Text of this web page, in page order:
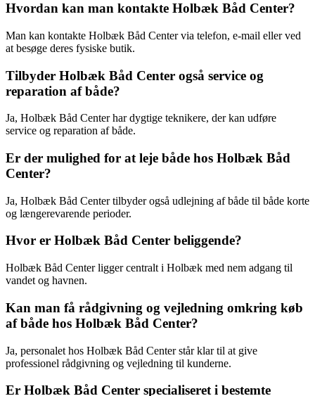
Hvordan kan man kontakte Holbæk Båd Center?
Man kan kontakte Holbæk Båd Center via telefon, e-mail eller ved
at besøge deres fysiske butik.
Tilbyder Holbæk Båd Center også service og
reparation af både?
Ja, Holbæk Båd Center har dygtige teknikere, der kan udføre
service og reparation af både.
Er der mulighed for at leje både hos Holbæk Båd
Center?
Ja, Holbæk Båd Center tilbyder også udlejning af både til både korte
og længerevarende perioder.
Hvor er Holbæk Båd Center beliggende?
Holbæk Båd Center ligger centralt i Holbæk med nem adgang til
vandet og havnen.
Kan man få rådgivning og vejledning omkring køb
af både hos Holbæk Båd Center?
Ja, personalet hos Holbæk Båd Center står klar til at give
professionel rådgivning og vejledning til kunderne.
Er Holbæk Båd Center specialiseret i bestemte